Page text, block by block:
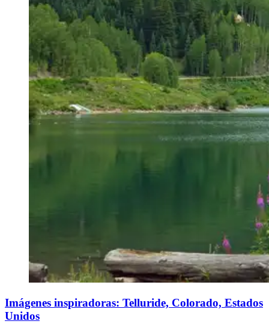
Imágenes inspiradoras: Telluride, Colorado, Estados
Unidos